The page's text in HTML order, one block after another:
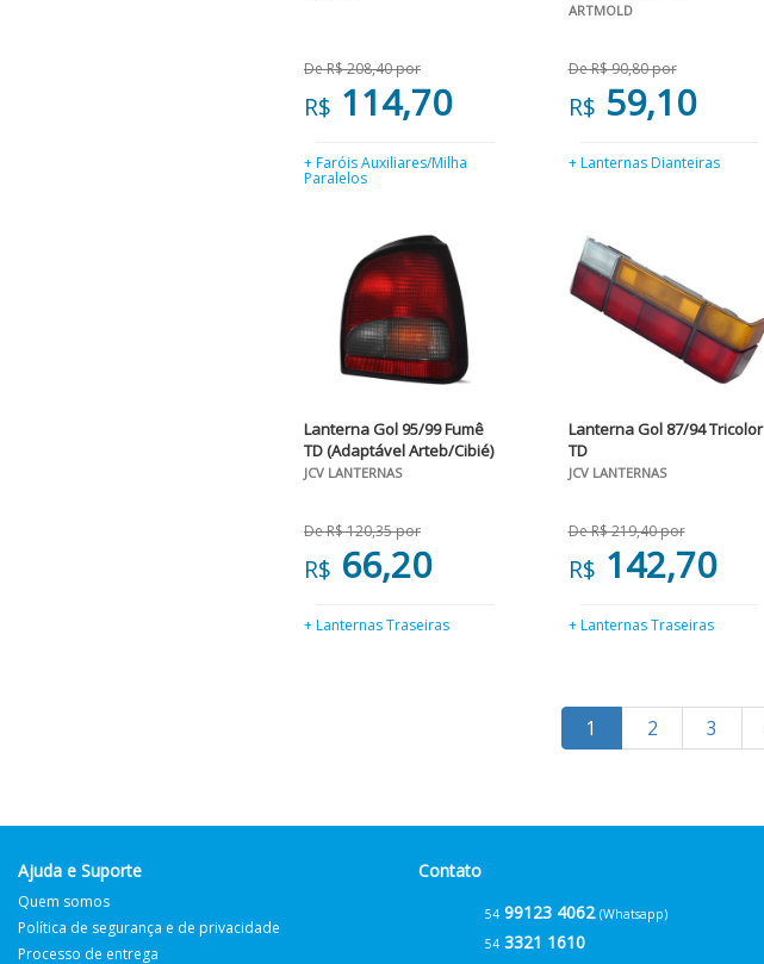
De R$ 208,40 por
R$ 114,70
+ Faróis Auxiliares/Milha
Paralelos
ARTMOLD
De R$ 90,80 por
R$ 59,10
+ Lanternas Dianteiras
Lanterna Gol 95/99 Fumê
TD (Adaptável Arteb/Cibié)
JCV LANTERNAS
De R$ 120,35 por
R$ 66,20
+ Lanternas Traseiras
Lanterna Gol 87/94 Tricolor
TD
JCV LANTERNAS
De R$ 219,40 por
R$ 142,70
+ Lanternas Traseiras
1 2 3
Ajuda e Suporte
Quem somos
Política de segurança e de privacidade
Processo de entrega
Contato
54 99123 4062 (Whatsapp)
54 3321 1610